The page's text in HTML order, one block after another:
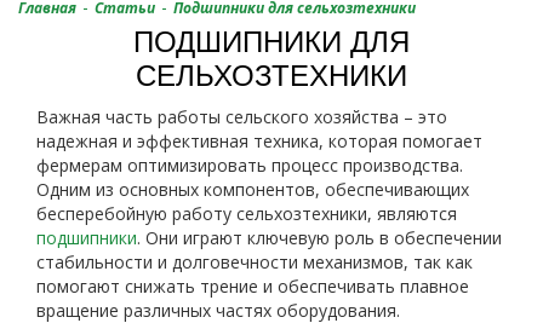
Главная - Статьи - Подшипники для сельхозтехники
ПОДШИПНИКИ ДЛЯ
СЕЛЬХОЗТЕХНИКИ
Важная часть работы сельского хозяйства – это
надежная и эффективная техника, которая помогает
фермерам оптимизировать процесс производства.
Одним из основных компонентов, обеспечивающих
бесперебойную работу сельхозтехники, являются
подшипники. Они играют ключевую роль в обеспечении
стабильности и долговечности механизмов, так как
помогают снижать трение и обеспечивать плавное
вращение различных частях оборудования.